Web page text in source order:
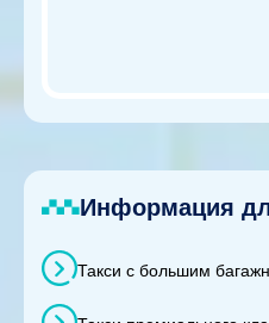
Информация
Такси с большим